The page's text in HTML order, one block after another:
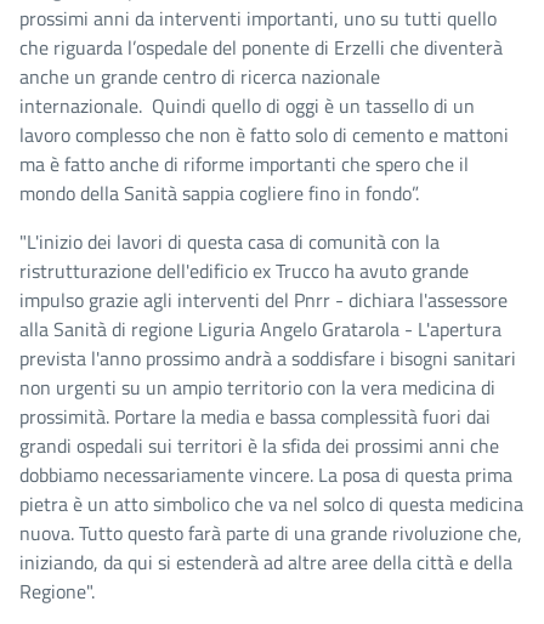
prossimi anni da interventi importanti, uno su tutti quello
che riguarda l’ospedale del ponente di Erzelli che diventerà
anche un grande centro di ricerca nazionale
internazionale. Quindi quello di oggi è un tassello di un
lavoro complesso che non è fatto solo di cemento e mattoni
ma è fatto anche di riforme importanti che spero che il
mondo della Sanità sappia cogliere fino in fondo”.
"L'inizio dei lavori di questa casa di comunità con la
ristrutturazione dell'edificio ex Trucco ha avuto grande
impulso grazie agli interventi del Pnrr - dichiara l'assessore
alla Sanità di regione Liguria Angelo Gratarola - L'apertura
prevista l'anno prossimo andrà a soddisfare i bisogni sanitari
non urgenti su un ampio territorio con la vera medicina di
prossimità. Portare la media e bassa complessità fuori dai
grandi ospedali sui territori è la sfida dei prossimi anni che
dobbiamo necessariamente vincere. La posa di questa prima
pietra è un atto simbolico che va nel solco di questa medicina
nuova. Tutto questo farà parte di una grande rivoluzione che,
iniziando, da qui si estenderà ad altre aree della città e della
Regione".